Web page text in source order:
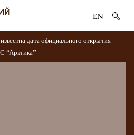
EN
дата официального открытия
“Арктика”